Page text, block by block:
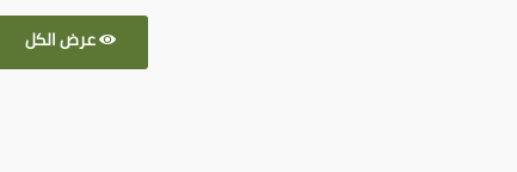
عرض الكل